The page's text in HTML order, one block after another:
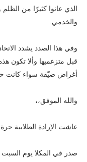
عانوا كثيرًا من الظلم
هذا الصدد يشدد الاتحاد
متزعميها وألا تكون هذه
ضيّقة سواء كانت
الموفق،،
الإرادة الطلابية حرة أبية
في المكلا يوم السبت 27 محرم 1446هـ الموافق 3 أغسطس 2024م